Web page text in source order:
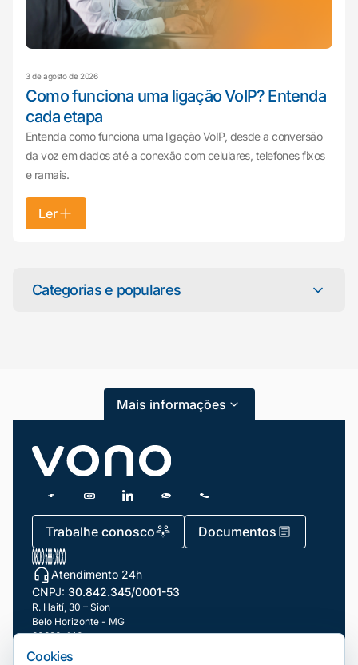
3 de agosto de 2026
Como funciona uma ligação VoIP? Entenda
cada etapa
Entenda como funciona uma ligação VoIP, desde a conversão
da voz em dados até a conexão com celulares, telefones fixos
e ramais.
Ler
Categorias e populares
Atendimento ao Cliente
Blog
Dicas e Tutoriais
Gestão de Condomínios
Gestão de Frotas
Gestão de Negócios
Gestão de pessoas e Liderança
Gestão Financeira
Mais informações
Trabalhe conosco Documentos
Atendimento 24h
CNPJ: 30.842.345/0001-53
R. Haití, 30 – Sion
Belo Horizonte - MG
30320-140
Nossas filiais
Cookies
online agora